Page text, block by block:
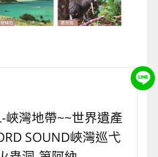
峽灣地帶~~世界遺產
SOUND峽灣巡弋